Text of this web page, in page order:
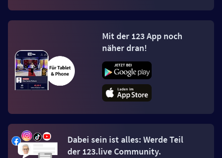
Mit der 123 App noch
näher dran!
Dabei sein ist alles: Werde Teil
der 123.live Community.